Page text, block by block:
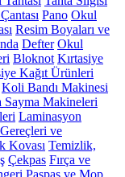
Pano Okul
Resim Boyaları ve
Defter Okul
Bloknot Kırtasiye
Kağıt Ürünleri
Koli Bandı Makinesi
Sayma Makineleri
Laminasyon
ve
Kovası Temizlik,
Çekpas Fırça ve
Paspas ve Mop